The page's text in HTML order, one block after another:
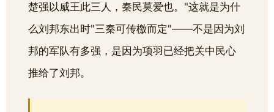
楚强以威王此三人，秦民莫爱也。"这就是为什
么刘邦东出时"三秦可传檄而定"——不是因为刘
邦的军队有多强，是因为项羽已经把关中民心
推给了刘邦。